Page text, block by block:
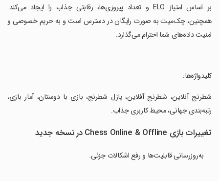
بر اساس امتیاز ELO و تعداد پیروزی‌ها، رقابتی جذاب را ایجاد می‌کند.
همچنین، چک‌میت به صورت رایگان در دسترس است و به حریم خصوصی و
امنیت داده‌های شما احترام می‌گذارد.
‏کلیدواژه‌ها:
‏شطرنج آنلاین، شطرنج آفلاین، پازل شطرنج، بازی با دوستان، آمار بازی،
رتبه‌بندی جهانی، محیط کاربری جذاب.
تغییرات بازی Chess Online & Offline در نسخه جدید
به‌روزرسانی قابلیت‌ها و رفع اشکالات جزئی.